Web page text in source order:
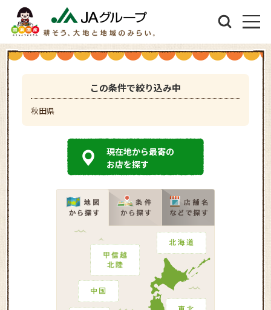
この条件で絞り込み中
秋田県
現在地から最寄の
お店を探す